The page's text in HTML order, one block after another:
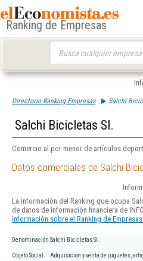
Ranking de Empresas
Directorio Ranking Empresas Salchi
Salchi Bicicletas Sl.
Comercio al por menor de artículos
Datos comerciales de Salchi
La información del Ranking que ocupa
de datos de información financiera de
información sobre el Ranking de
Denominación Salchi Bicicletas Sl.
Objeto Social
Adquisicion y venta de juguetes,